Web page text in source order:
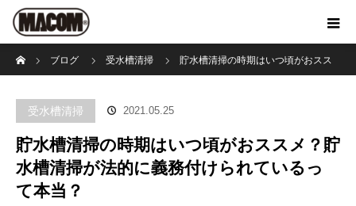
ブログ
受水槽清掃 貯水槽清掃の時期はいつ頃がおスス
受水槽清掃 2021.05.25
貯水槽清掃の時期はいつ頃がおススメ？貯
水槽清掃が法的に義務付けられているっ
て本当？